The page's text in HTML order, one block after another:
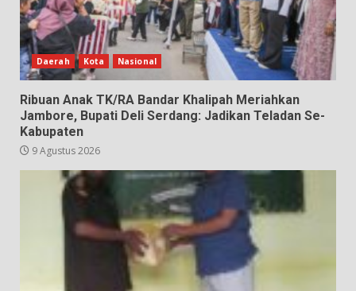
Daerah Kota Nasional
Ribuan Anak TK/RA Bandar Khalipah Meriahkan
Jambore, Bupati Deli Serdang: Jadikan Teladan Se-
Kabupaten
9 Agustus 2026